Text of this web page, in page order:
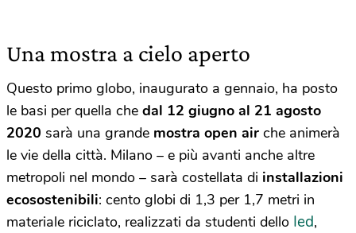
Una mostra a cielo aperto
Questo primo globo, inaugurato a gennaio, ha posto
le basi per quella che dal 12 giugno al 21 agosto
2020 sarà una grande mostra open air che animerà
le vie della città. Milano – e più avanti anche altre
metropoli nel mondo – sarà costellata di installazioni
ecosostenibili: cento globi di 1,3 per 1,7 metri in
materiale riciclato, realizzati da studenti dello Ied,